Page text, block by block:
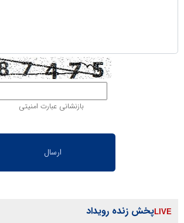
بازنشانی عبارت امنیتی
پخش زنده رویداد